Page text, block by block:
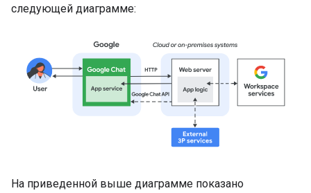
следующей диаграмме:
На приведенной выше диаграмме показано